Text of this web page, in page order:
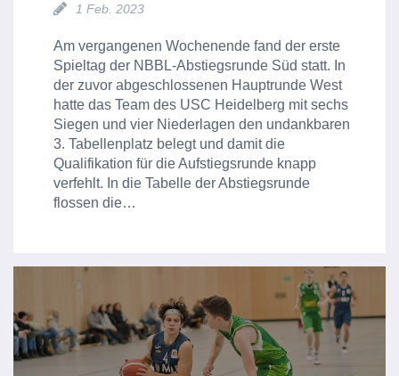
1 Feb. 2023
Am vergangenen Wochenende fand der erste
Spieltag der NBBL-Abstiegsrunde Süd statt. In
der zuvor abgeschlossenen Hauptrunde West
hatte das Team des USC Heidelberg mit sechs
Siegen und vier Niederlagen den undankbaren
3. Tabellenplatz belegt und damit die
Qualifikation für die Aufstiegsrunde knapp
verfehlt. In die Tabelle der Abstiegsrunde
flossen die…